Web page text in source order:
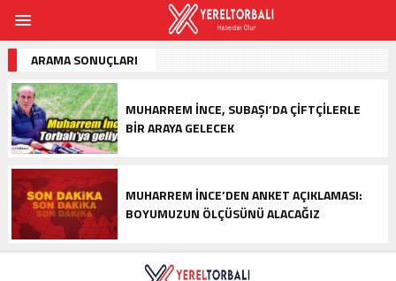
ARAMA SONUÇLARI
MUHARREM İNCE, SUBAŞI’DA ÇIFTÇILERLE
BIR ARAYA GELECEK
MUHARREM İNCE’DEN ANKET AÇIKLAMASI:
BOYUMUZUN ÖLÇÜSÜNÜ ALACAĞIZ